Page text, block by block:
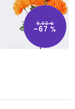
8,90 €
–67 %